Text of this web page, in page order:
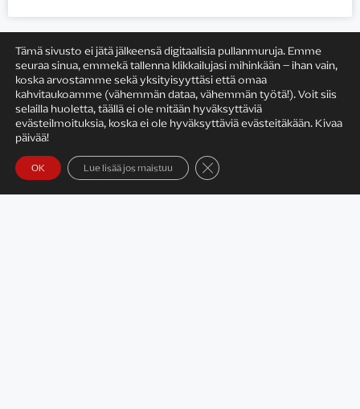
KIRJAILIJAN TYÖ
Tämä sivusto ei jätä jälkeensä digitaalisia pullanmuruja. Emme
seuraa sinua, emmekä tallenna klikkailujasi mihinkään – ihan vain,
koska arvostamme sekä yksityisyyttäsi että omaa
kahvitaukoamme (vähemmän dataa, vähemmän työtä!). Voit siis
selailla huoletta, täällä ei ole mitään hyväksyttäviä
evästeilmoituksia, koska ei ole hyväksyttäviä evästeitäkään. Kivaa
päivää!
OK Lue lisää jos maistuu Sulje evästebanneri